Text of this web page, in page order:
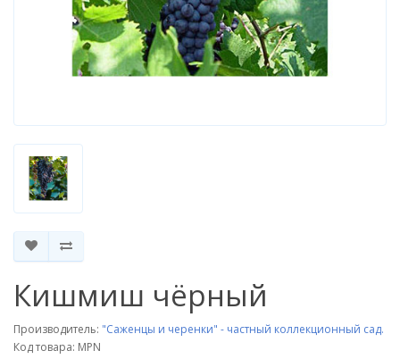
Кишмиш чёрный
Производитель: "Саженцы и черенки" - частный коллекционный сад.
Код товара: MPN